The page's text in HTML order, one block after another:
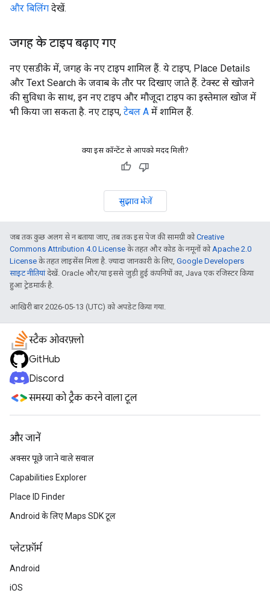
और बिलिंग देखें.
जगह के टाइप बढ़ाए गए
नए एसडीके में, जगह के नए टाइप शामिल हैं. ये टाइप, Place Details
और Text Search के जवाब के तौर पर दिखाए जाते हैं. टेक्स्ट से खोजने
की सुविधा के साथ, इन नए टाइप और मौजूदा टाइप का इस्तेमाल खोज में
भी किया जा सकता है. नए टाइप, टेबल A में शामिल हैं.
क्या इस कॉन्टेंट से आपको मदद मिली?
सुझाव भेजें
जब तक कुछ अलग से न बताया जाए, तब तक इस पेज की सामग्री कोCreative
Commons Attribution 4.0 License के तहत और कोड के नमूनों कोApache 2.0
License के तहत लाइसेंस मिला है. ज़्यादा जानकारी के लिए, Google Developers
साइट नीतियांदेखें. Oracle और/या इससे जुड़ी हुई कंपनियों का, Java एक रजिस्टर किया
हुआ ट्रेडमार्क है.
आखिरी बार 2026-05-13 (UTC) को अपडेट किया गया.
स्टैक ओवरफ़्लो
GitHub
Discord
समस्या को ट्रैक करने वाला टूल
और जानें
अक्सर पूछे जाने वाले सवाल
Capabilities Explorer
Place ID Finder
Android के लिए Maps SDK टूल
प्‍लेटफ़ॉर्म
Android
iOS